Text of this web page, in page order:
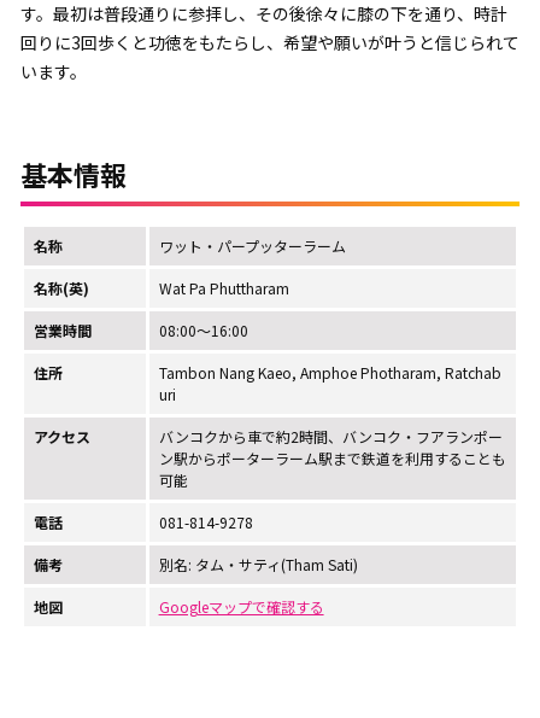
す。最初は普段通りに参拝し、その後徐々に膝の下を通り、時計
回りに3回歩くと功徳をもたらし、希望や願いが叶うと信じられて
います。
基本情報
名称 ワット・パープッターラーム
名称(英) Wat Pa Phuttharam
営業時間 08:00～16:00
住所
Tambon Nang Kaeo, Amphoe Photharam, Ratchab
uri
アクセス
バンコクから車で約2時間、バンコク・フアランポー
ン駅からポーターラーム駅まで鉄道を利用することも
可能
電話 081-814-9278
備考 別名: タム・サティ(Tham Sati)
地図 Googleマップで確認する